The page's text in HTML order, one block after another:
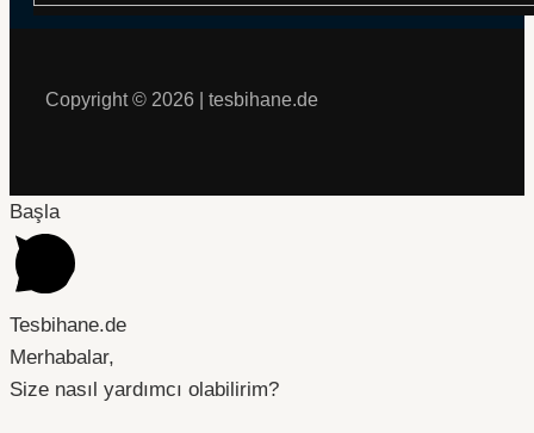
Copyright © 2026 | tesbihane.de
Başla
Tesbihane.de
Merhabalar,
Size nasıl yardımcı olabilirim?